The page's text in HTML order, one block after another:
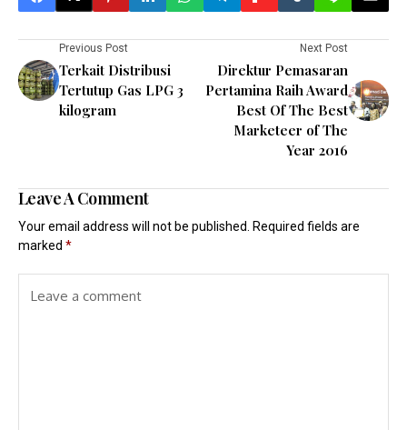
Previous Post
Terkait Distribusi
Tertutup Gas LPG 3
kilogram
Next Post
Direktur Pemasaran
Pertamina Raih Award
Best Of The Best
Marketeer of The
Year 2016
Leave A Comment
Your email address will not be published.
Required fields are
marked *